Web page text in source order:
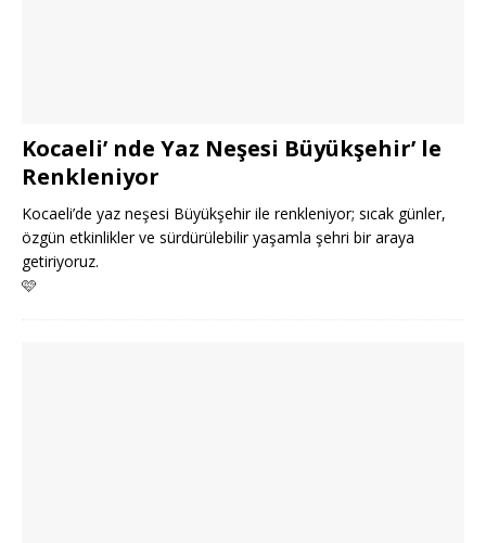
Kocaeli’ nde Yaz Neşesi Büyükşehir’ le
Renkleniyor
Kocaeli’de yaz neşesi Büyükşehir ile renkleniyor; sıcak günler,
özgün etkinlikler ve sürdürülebilir yaşamla şehri bir araya
getiriyoruz.
🩷